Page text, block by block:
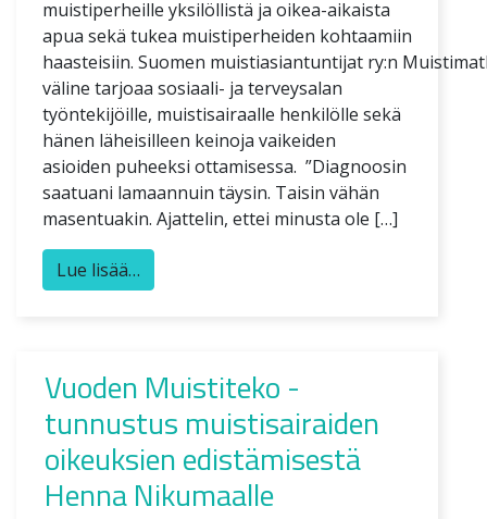
muistiperheille yksilöllistä ja oikea-aikaista
apua sekä tukea muistiperheiden kohtaamiin
haasteisiin. Suomen muistiasiantuntijat ry:n
väline tarjoaa sosiaali- ja terveysalan
työntekijöille, muistisairaalle henkilölle sekä
hänen läheisilleen keinoja vaikeiden
asioiden puheeksi ottamisessa. ”Diagnoosin
saatuani lamaannuin täysin. Taisin vähän
masentuakin. Ajattelin, ettei minusta ole […]
Lue lisää…
Vuoden Muistiteko -
tunnustus muistisairaiden
oikeuksien edistämisestä
Henna Nikumaalle